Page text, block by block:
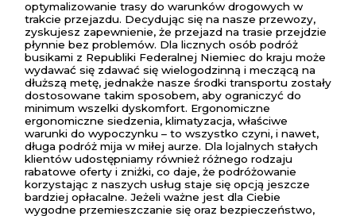
optymalizowanie trasy do warunków drogowych w
trakcie przejazdu. Decydując się na nasze przewozy,
zyskujesz zapewnienie, że przejazd na trasie przejdzie
płynnie bez problemów. Dla licznych osób podróż
busikami z Republiki Federalnej Niemiec do kraju może
wydawać się zdawać się wielogodzinną i meczącą na
dłuższą metę, jednakże nasze środki transportu zostały
dostosowane takim sposobem, aby ograniczyć do
minimum wszelki dyskomfort. Ergonomiczne
ergonomiczne siedzenia, klimatyzacja, właściwe
warunki do wypoczynku – to wszystko czyni, i nawet,
długa podróż mija w miłej aurze. Dla lojalnych stałych
klientów udostępniamy również różnego rodzaju
rabatowe oferty i zniżki, co daje, że podróżowanie
korzystając z naszych usług staje się opcją jeszcze
bardziej opłacalne. Jeżeli ważne jest dla Ciebie
wygodne przemieszczanie się oraz bezpieczeństwo,